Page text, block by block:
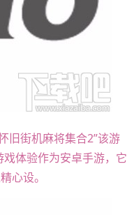
旧街机麻将集合2”该游
体验作为安卓手游，它
心设。